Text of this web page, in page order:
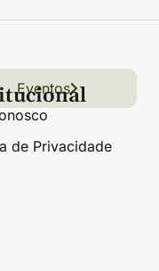
Grãos
Hortifrúti
Eventos
de Privacidade